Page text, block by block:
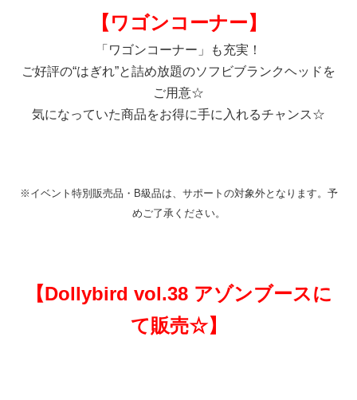
【ワゴンコーナー】
「ワゴンコーナー」も充実！
ご好評の“はぎれ”と詰め放題のソフビブランクヘッドを
ご用意☆
気になっていた商品をお得に手に入れるチャンス☆
※イベント特別販売品・B級品は、サポートの対象外となります。 予
めご了承ください。
【Dollybird vol.38 アゾンブースに
て販売☆】